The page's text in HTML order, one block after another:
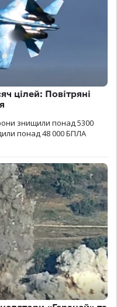
цілей: Повітряні
знищили понад 5300
понад 48 000 БПЛА